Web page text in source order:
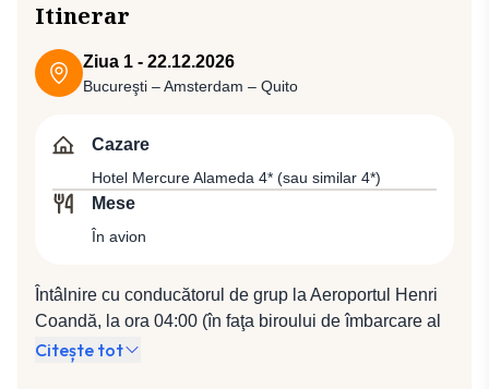
Itinerar
Ziua 1 - 22.12.2026
Bucureşti – Amsterdam – Quito
Cazare
Hotel Mercure Alameda 4* (sau similar 4*)
Mese
În avion
Întâlnire cu conducătorul de grup la Aeroportul Henri
Coandă, la ora 04:00 (în faţa biroului de îmbarcare al
companiei KLM). Plecare spre Amsterdam cu
Citește tot